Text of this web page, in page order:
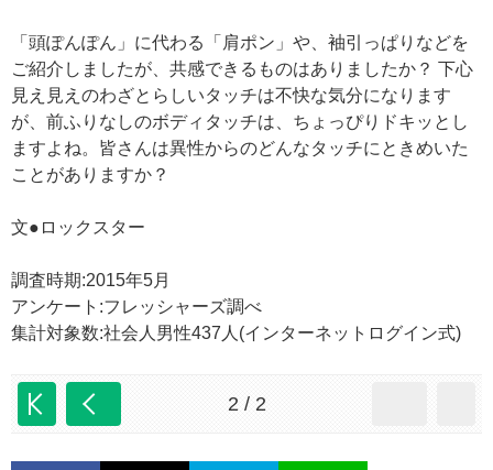
「頭ぽんぽん」に代わる「肩ポン」や、袖引っぱりなどを
ご紹介しましたが、共感できるものはありましたか？ 下心
見え見えのわざとらしいタッチは不快な気分になります
が、前ふりなしのボディタッチは、ちょっぴりドキッとし
ますよね。皆さんは異性からのどんなタッチにときめいた
ことがありますか？
文●ロックスター
調査時期:2015年5月
アンケート:フレッシャーズ調べ
集計対象数:社会人男性437人(インターネットログイン式)
2 / 2